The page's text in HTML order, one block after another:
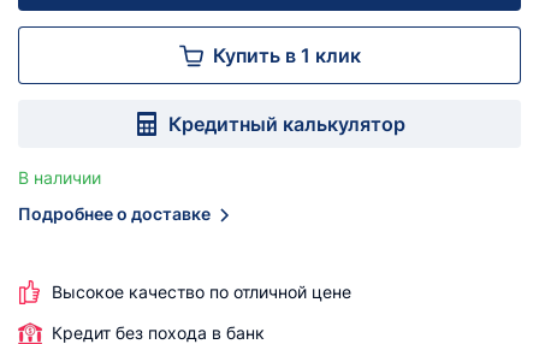
Купить в 1 клик
Кредитный калькулятор
В наличии
Подробнее о доставке
Высокое качество по отличной цене
Кредит без похода в банк